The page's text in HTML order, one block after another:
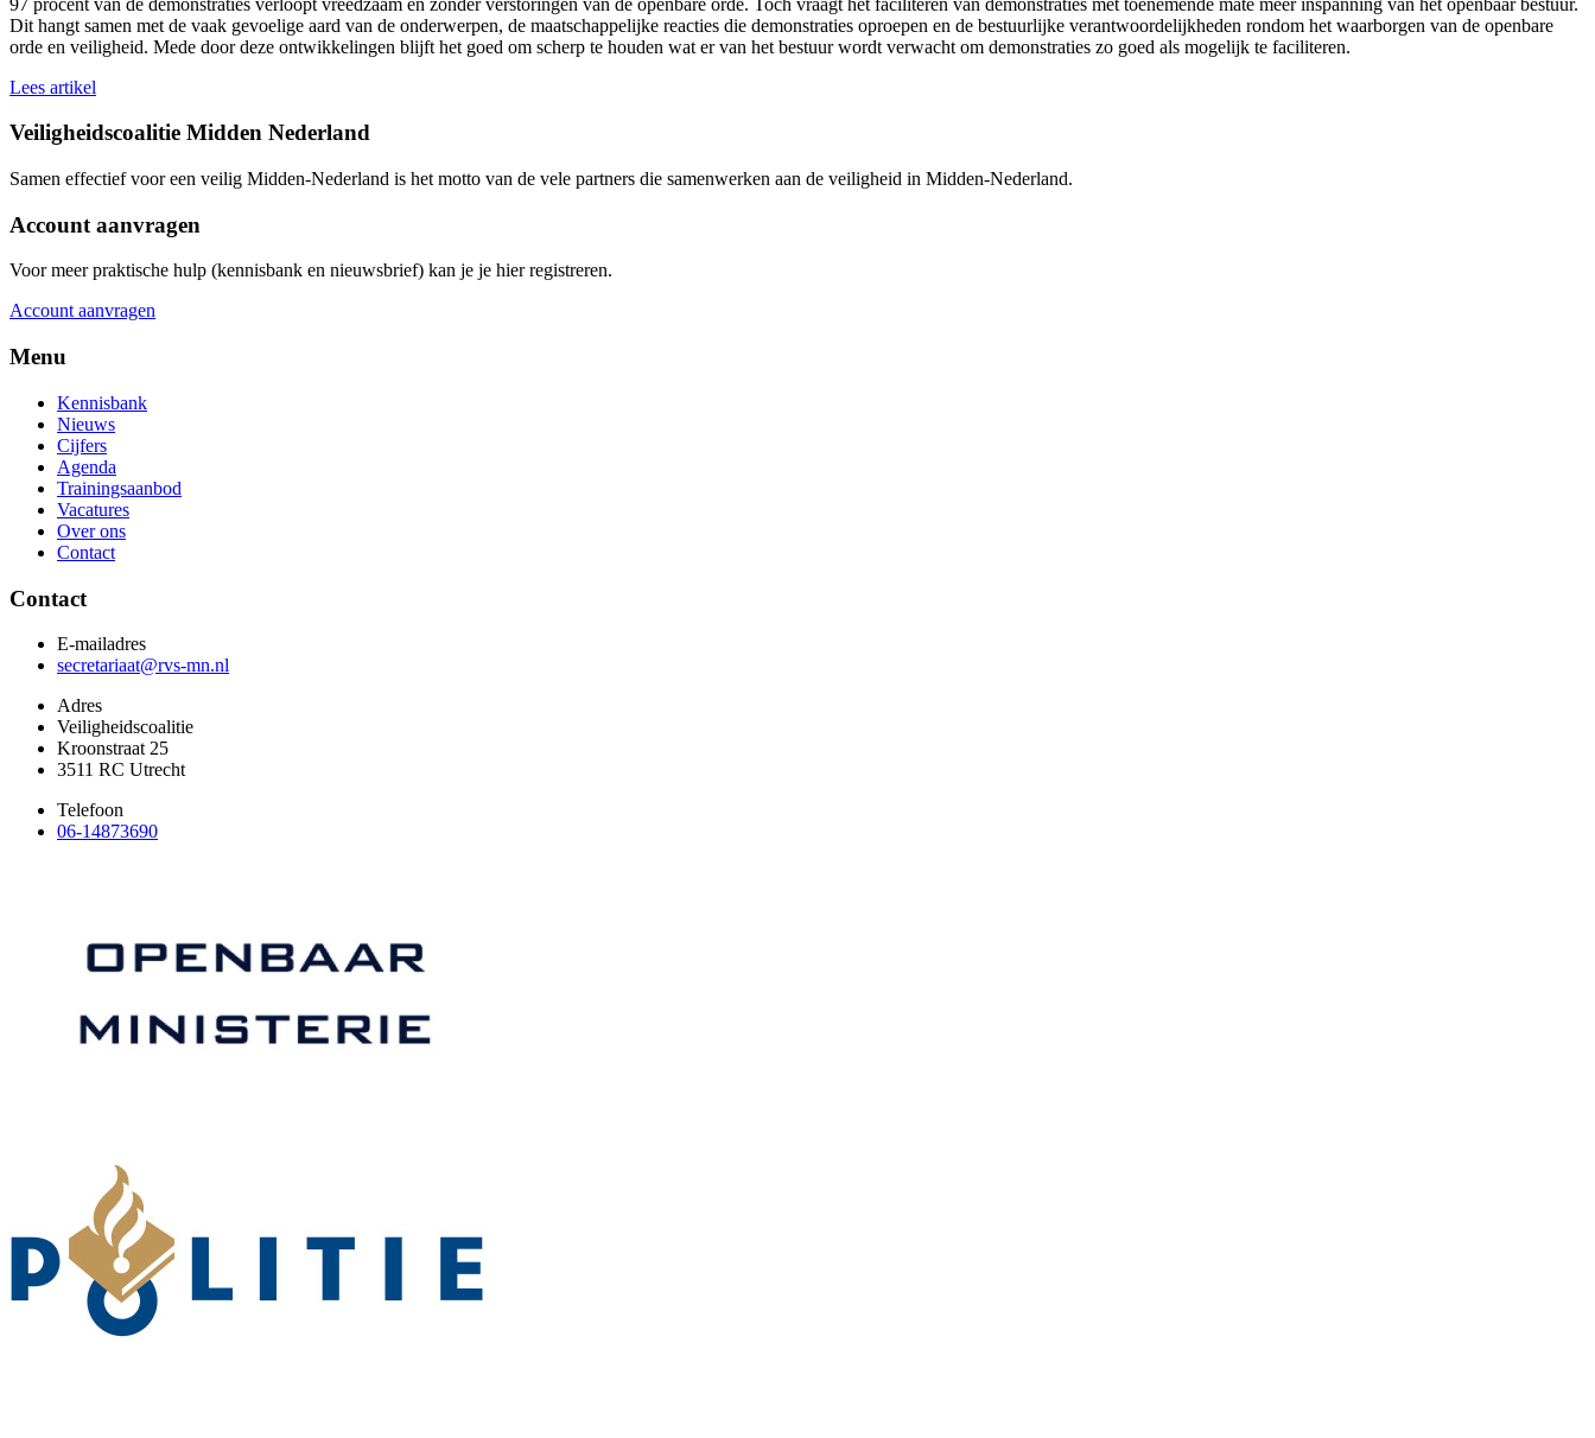
Dit hangt samen met de vaak gevoelige aard van de onderwerpen, de maatschappelijke reacties die demonstraties oproepen en de bestuurlijke verantwoordelijkheden rondom het waarborgen van de openbare
orde en veiligheid. Mede door deze ontwikkelingen blijft het goed om scherp te houden wat er van het bestuur wordt verwacht om demonstraties zo goed als mogelijk te faciliteren.
Lees artikel
Veiligheidscoalitie Midden Nederland
Samen effectief voor een veilig Midden-Nederland is het motto van de vele partners die samenwerken aan de veiligheid in Midden-Nederland.
Account aanvragen
Voor meer praktische hulp (kennisbank en nieuwsbrief) kan je je hier registreren.
Account aanvragen
Menu
Kennisbank
Nieuws
Cijfers
Agenda
Trainingsaanbod
Vacatures
Over ons
Contact
Contact
E-mailadres
secretariaat@rvs-mn.nl
Adres
Veiligheidscoalitie
Kroonstraat 25
3511 RC Utrecht
Telefoon
06-14873690